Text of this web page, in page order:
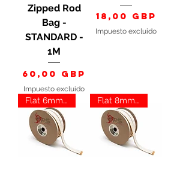
Zipped Rod
Bag -
STANDARD -
1M
Precio
60,00 GBP
Impuesto excluido
Precio
18,00 GBP
Impuesto excluido
Flat 6mm White Flat 8mm White